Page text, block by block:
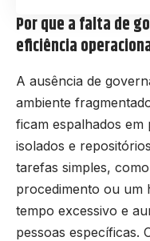
Por que a falta de
eficiência
A ausência de
ambiente
ficam espalhados em
isolados e
tarefas simples,
procedimento ou um
tempo excessivo e
pessoas específicas.